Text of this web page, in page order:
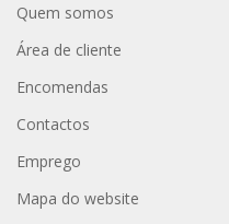
Quem somos
Área de cliente
Encomendas
Contactos
Emprego
Mapa do website